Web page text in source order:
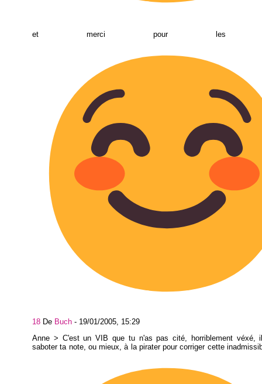
et merci pour les
18 De Buch - 19/01/2005, 15:29
Anne > C'est un VIB que tu n'as pas cité, horriblement véxé,
saboter ta note, ou mieux, à la pirater pour corriger cette